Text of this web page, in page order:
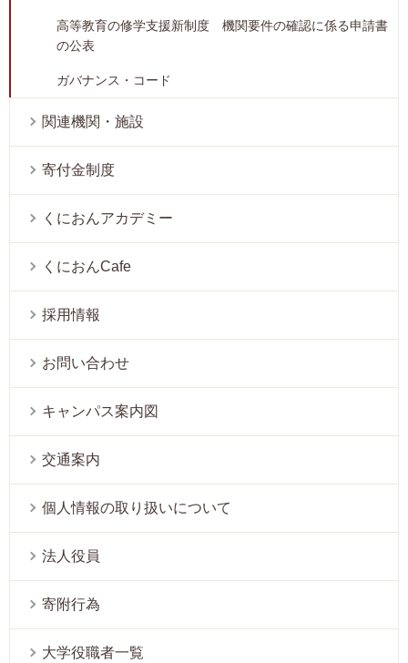
高等教育の修学支援新制度 機関要件の確認に係る申請書
の公表
ガバナンス・コード
関連機関・施設
寄付金制度
くにおんアカデミー
くにおんCafe
採用情報
お問い合わせ
キャンパス案内図
交通案内
個人情報の取り扱いについて
法人役員
寄附行為
大学役職者一覧